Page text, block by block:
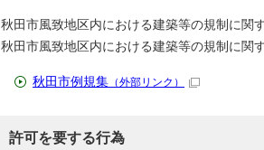
秋田市風致地区内における建築等の規制に関
秋田市風致地区内における建築等の規制に関
秋田市例規集 （外部リンク）
許可を要する行為